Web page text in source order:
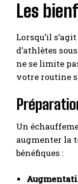
Les
Lorsqu’il
d’athlètes
ne se limite
votre routine
Un
augmenter la
bénéfiques :